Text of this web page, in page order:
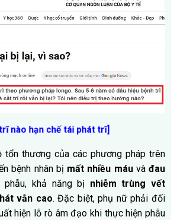
nào hạn chế tái phát trĩ]
tổn thương của các phương pháp trên
bệnh nhân bị mất nhiều máuvà đau
phẫu, khả năng bị nhiễm trùng vết
vẫn cao. Đặc biệt, phụ nữ phải đối
hiện lỗ rò âm đạo khi thực hiện phẫu